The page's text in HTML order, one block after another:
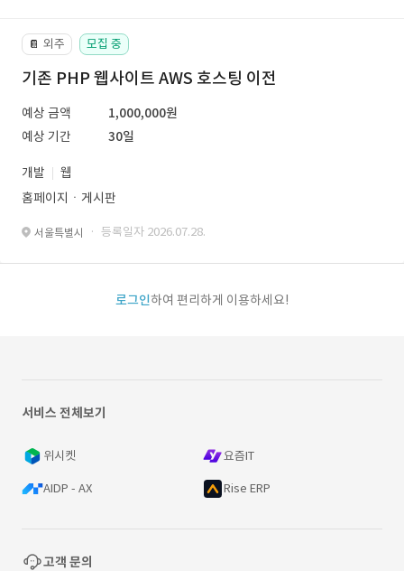
📔 외주 모집 중
기존 PHP 웹사이트 AWS 호스팅 이전
예상 금액
1,000,000원
예상 기간
30일
개발
웹
홈페이지ㆍ게시판
서울특별시 · 등록일자 2026.07.28.
로그인하여 편리하게 이용하세요!
서비스 전체보기
위시켓 요즘IT
AIDP - AX Rise ERP
고객 문의